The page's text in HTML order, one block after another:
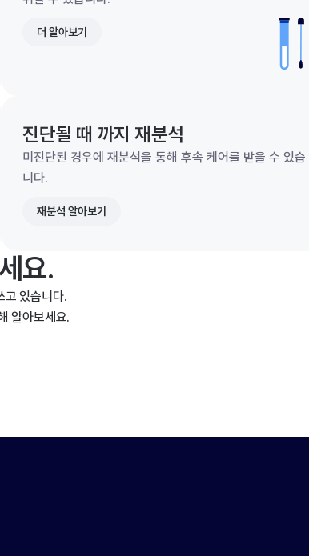
더 알아보기
진단될 때 까지 재분석
미진단된 경우에 재분석을 통해 후속 케어를 받을 수 있습
니다.
재분석 알아보기
요.
고 있습니다.
알아보세요.